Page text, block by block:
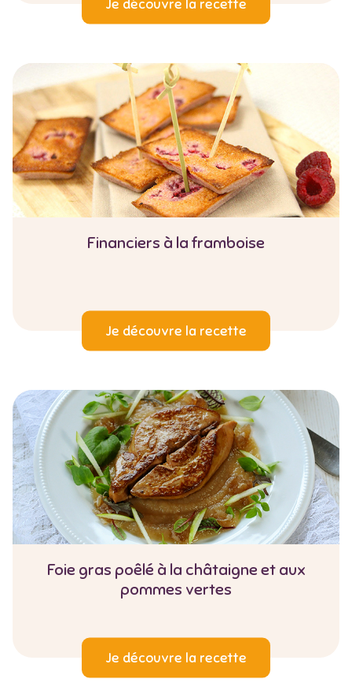
Je découvre la recette
Financiers à la framboise
Je découvre la recette
Foie gras poêlé à la châtaigne et aux
pommes vertes
Je découvre la recette